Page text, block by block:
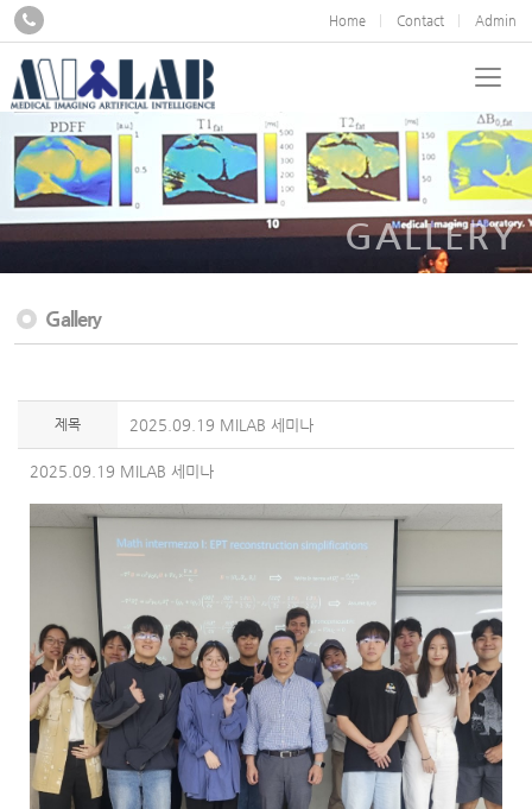
Home Contact Admin
GALLERY
Gallery
제목 2025.09.19 MILAB 세미나
2025.09.19 MILAB 세미나